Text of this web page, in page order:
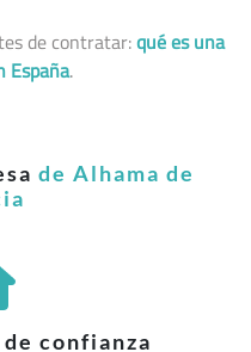
de contratar:qué es una
España.
de Alhama de
confianza